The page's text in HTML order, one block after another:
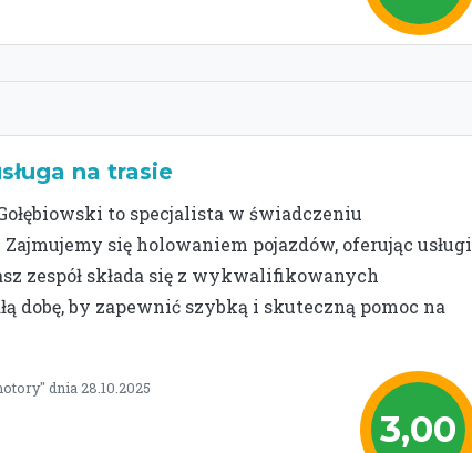
na trasie
to specjalista w świadczeniu
się holowaniem pojazdów, oferując usługi
zespół składa się z wykwalifikowanych
dobę, by zapewnić szybką i skuteczną pomoc na
3,00
dnia 28.10.2025